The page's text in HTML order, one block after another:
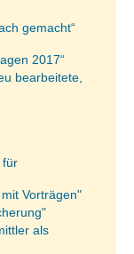
gemacht“
2017“
bearbeitete,
für
Vorträgen"
als